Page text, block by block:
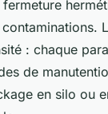
: chaque
de
en silo ou